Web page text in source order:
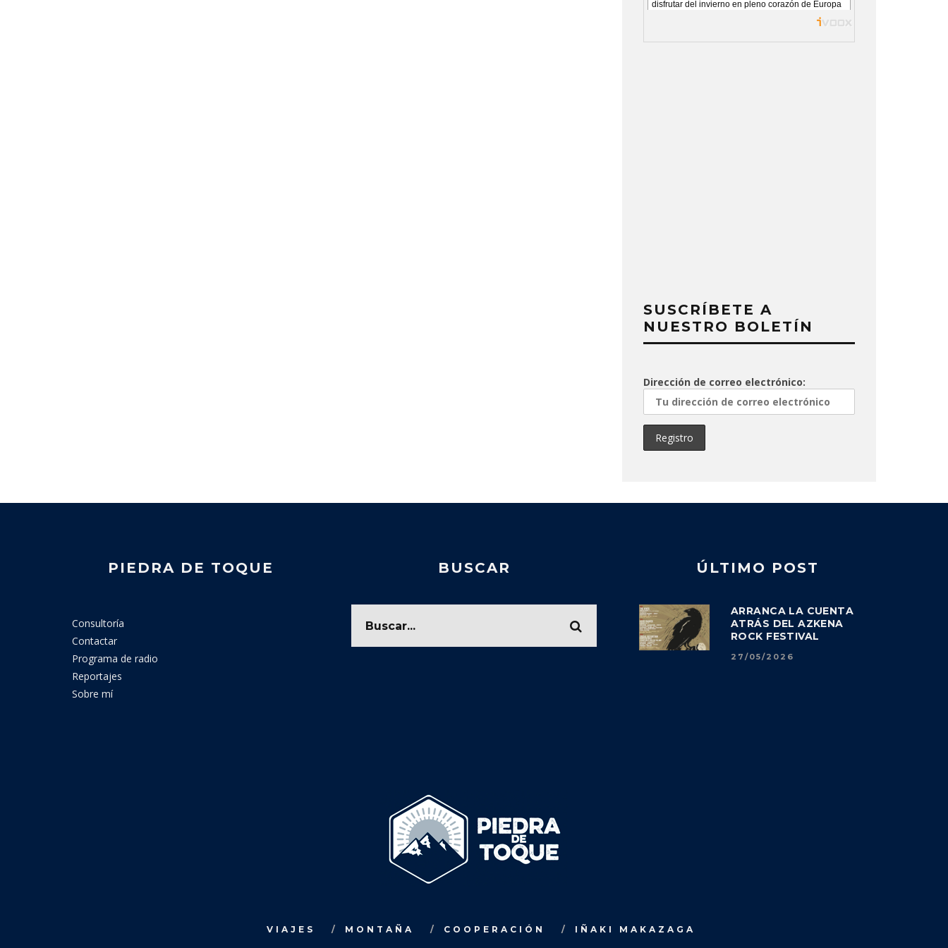
SUSCRÍBETE A
NUESTRO BOLETÍN
Dirección de correo electrónico:
PIEDRA DE TOQUE
Consultoría
Contactar
Programa de radio
Reportajes
Sobre mí
BUSCAR ÚLTIMO POST
ARRANCA LA CUENTA
ATRÁS DEL AZKENA
ROCK FESTIVAL
27/05/2026
VIAJES MONTAÑA COOPERACIÓN IÑAKI MAKAZAGA